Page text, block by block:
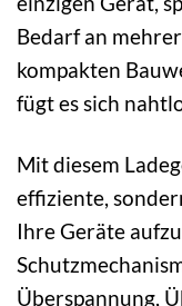
Bedarf an
kompakten
fügt es sich
Mit diesem
effiziente,
Ihre Geräte
Überspannung,